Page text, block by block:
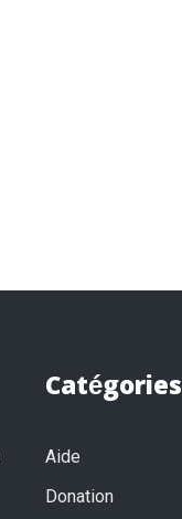
Catégories
Aide
Donation